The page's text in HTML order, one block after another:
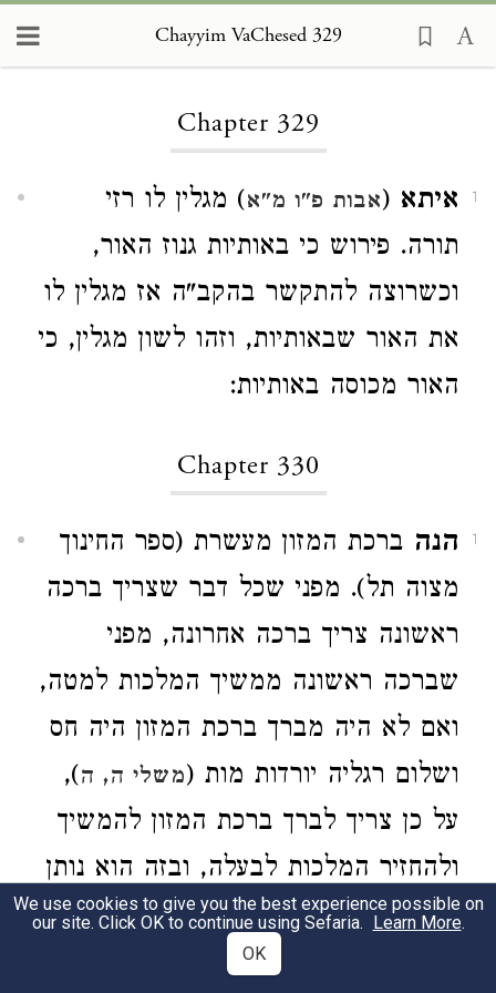
Chayyim VaChesed 329
Chapter 329
1 איתא (אבות פ"ו מ"א) מגלין לו רזי
תורה. פירוש כי באותיות גנוז האור,
וכשרוצה להתקשר בהקב"ה אז מגלין לו
את האור שבאותיות, וזהו לשון מגלין, כי
האור מכוסה באותיות:
Chapter 330
1 הנה ברכת המזון מעשרת (ספר החינוך
מצוה תל). מפני שכל דבר שצריך ברכה
ראשונה צריך ברכה אחרונה, מפני
שברכה ראשונה ממשיך המלכות למטה,
ואם לא היה מברך ברכת המזון היה חס
ושלום רגליה יורדות מות (משלי ה, ה),
על כן צריך לברך ברכת המזון להמשיך
ולהחזיר המלכות לבעלה, ובזה הוא נותן
כח להמלכות ועי"ז תשפיע לו למטה
עשירות. וזה סוד ( ברכות לה.
We use cookies to give you the best experience possible on
our site. Click OK to continue using Sefaria. Learn More.
OK